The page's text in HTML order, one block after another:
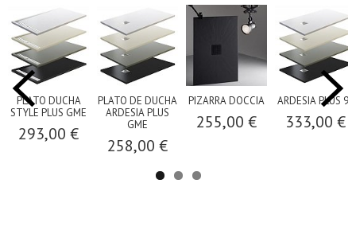
PLATO DUCHA
STYLE PLUS GME
293,00 €
PLATO DE DUCHA
ARDESIA PLUS
GME
258,00 €
PIZARRA DOCCIA
255,00 €
ARDESIA PLUS 90
333,00 €